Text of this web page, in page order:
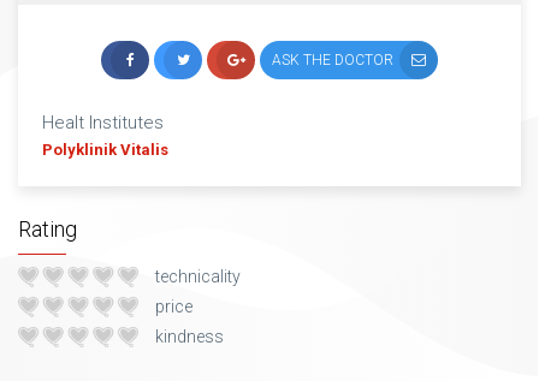
ASK THE DOCTOR
Healt Institutes
Polyklinik Vitalis
Rating
technicality
price
kindness